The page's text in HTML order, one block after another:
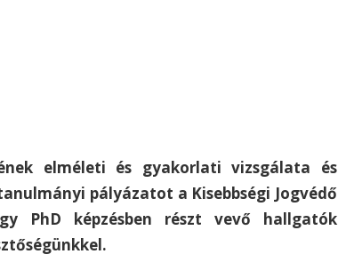
elméleti és gyakorlati vizsgálata és
pályázatot a Kisebbségi Jogvédő
PhD képzésben részt vevő hallgatók